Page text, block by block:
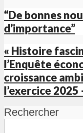
“De bonnes
d’importance”
« Histoire
l’Enquête
croissance
l’exercice 2025
Rechercher